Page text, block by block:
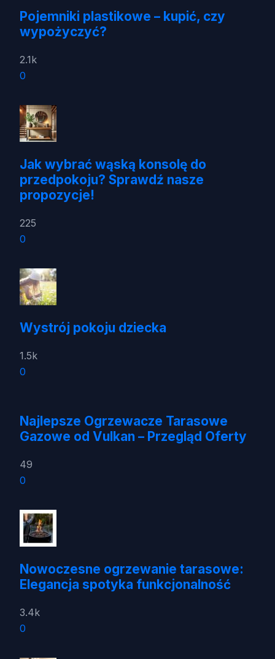
Pojemniki plastikowe – kupić, czy
wypożyczyć?
2.1k
0
Jak wybrać wąską konsolę do
przedpokoju? Sprawdź nasze
propozycje!
225
0
Wystrój pokoju dziecka
1.5k
0
Najlepsze Ogrzewacze Tarasowe
Gazowe od Vulkan – Przegląd Oferty
49
0
Nowoczesne ogrzewanie tarasowe:
Elegancja spotyka funkcjonalność
3.4k
0